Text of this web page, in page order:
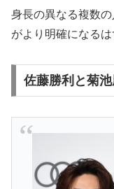
身長の異なる複数
がより明確になるは
佐藤勝利と菊